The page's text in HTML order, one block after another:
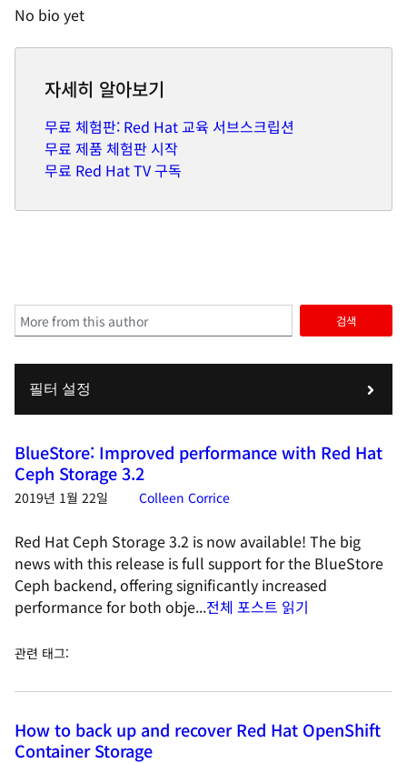
No bio yet
자세히 알아보기
무료 체험판: Red Hat 교육 서브스크립션
무료 제품 체험판 시작
무료 Red Hat TV 구독
검색
필터 설정
BlueStore: Improved performance with Red Hat
Ceph Storage 3.2
2019년 1월 22일 Colleen Corrice
Red Hat Ceph Storage 3.2 is now available! The big
news with this release is full support for the BlueStore
Ceph backend, offering significantly increased
performance for both obje...전체 포스트 읽기
관련 태그:
How to back up and recover Red Hat OpenShift
Container Storage